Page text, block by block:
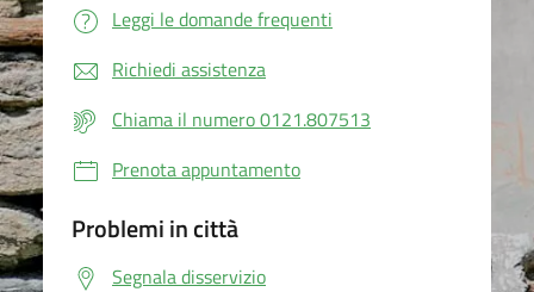
Leggi le domande frequenti
Richiedi assistenza
Chiama il numero 0121.807513
Prenota appuntamento
Problemi in città
Segnala disservizio